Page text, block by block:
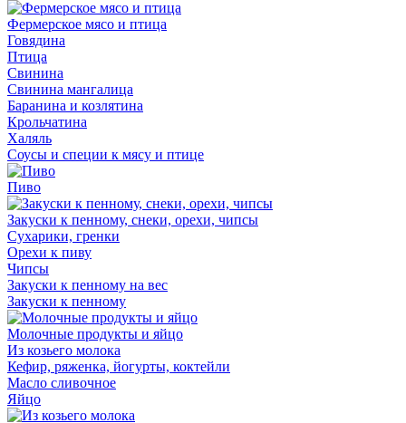
Фермерское мясо и птица
Говядина
Птица
Свинина
Свинина мангалица
Баранина и козлятина
Крольчатина
Халяль
Соусы и специи к мясу и птице
Пиво
Закуски к пенному, снеки, орехи, чипсы
Сухарики, гренки
Орехи к пиву
Чипсы
Закуски к пенному на вес
Закуски к пенному
Молочные продукты и яйцо
Из козьего молока
Кефир, ряженка, йогурты, коктейли
Масло сливочное
Яйцо